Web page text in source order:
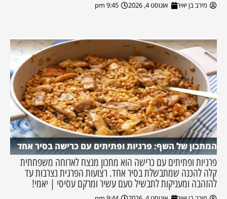
מירב בן יאיר אוגוסט 4, 2026 9:45 pm
המתכון של השף: פרגיות ופתיתים עם כרישה בסיר אחד
פרגיות ופתיתים עם כרישה הוא מתכון מנצח לארוחה משפחתית
קלה להכנה שמתבשלת בסיר אחד. רצועות הפרגית נצרבות עד
להזהבה ומעניקות לתבשיל טעם עשיר ומרקם עסיסי | יאמי!